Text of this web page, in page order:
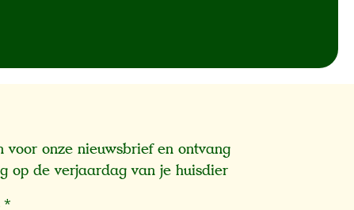
voor onze nieuwsbrief en ontvang
op de verjaardag van je huisdier
*